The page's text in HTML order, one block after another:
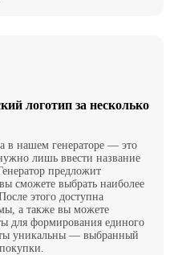
логотип за несколько
в нашем генераторе — это
лишь ввести название
предложит
сможете выбрать наиболее
этого доступна
а также вы можете
для формирования единого
уникальны — выбранный